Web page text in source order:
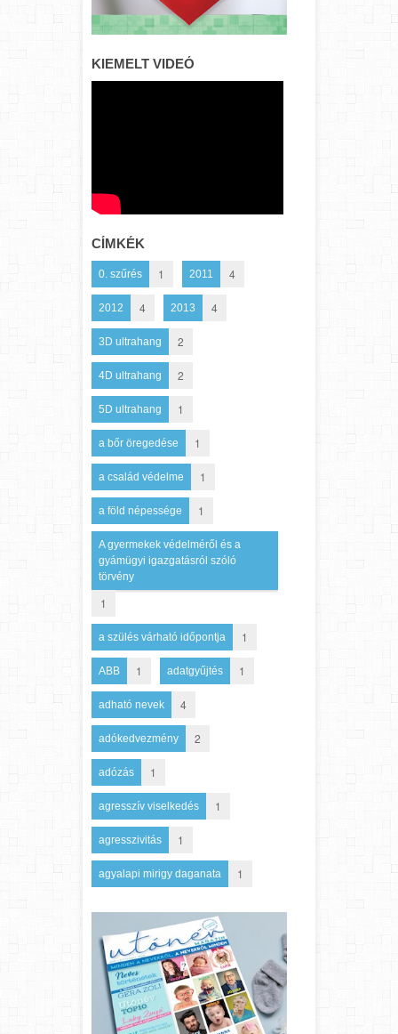
KIEMELT VIDEÓ
CÍMKÉK
0. szűrés 1 2011 4
2012 4 2013 4
3D ultrahang 2
4D ultrahang 2
5D ultrahang 1
a bőr öregedése 1
a család védelme 1
a föld népessége 1
A gyermekek védelméről és a
gyámügyi igazgatásról szóló
törvény
1
a szülés várható időpontja 1
ABB 1 adatgyűjtés 1
adható nevek 4
adókedvezmény 2
adózás 1
agresszív viselkedés 1
agresszivitás 1
agyalapi mirigy daganata 1